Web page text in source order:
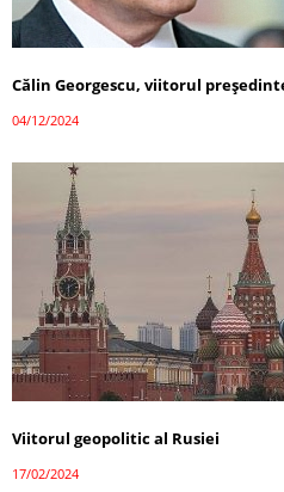
Călin Georgescu, viitorul
04/12/2024
Viitorul geopolitic al Rusiei
17/02/2024